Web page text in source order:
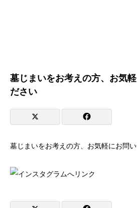
墓じまいをお考えの方、お気
ださい
墓じまいをお考えの方、お気軽にお問